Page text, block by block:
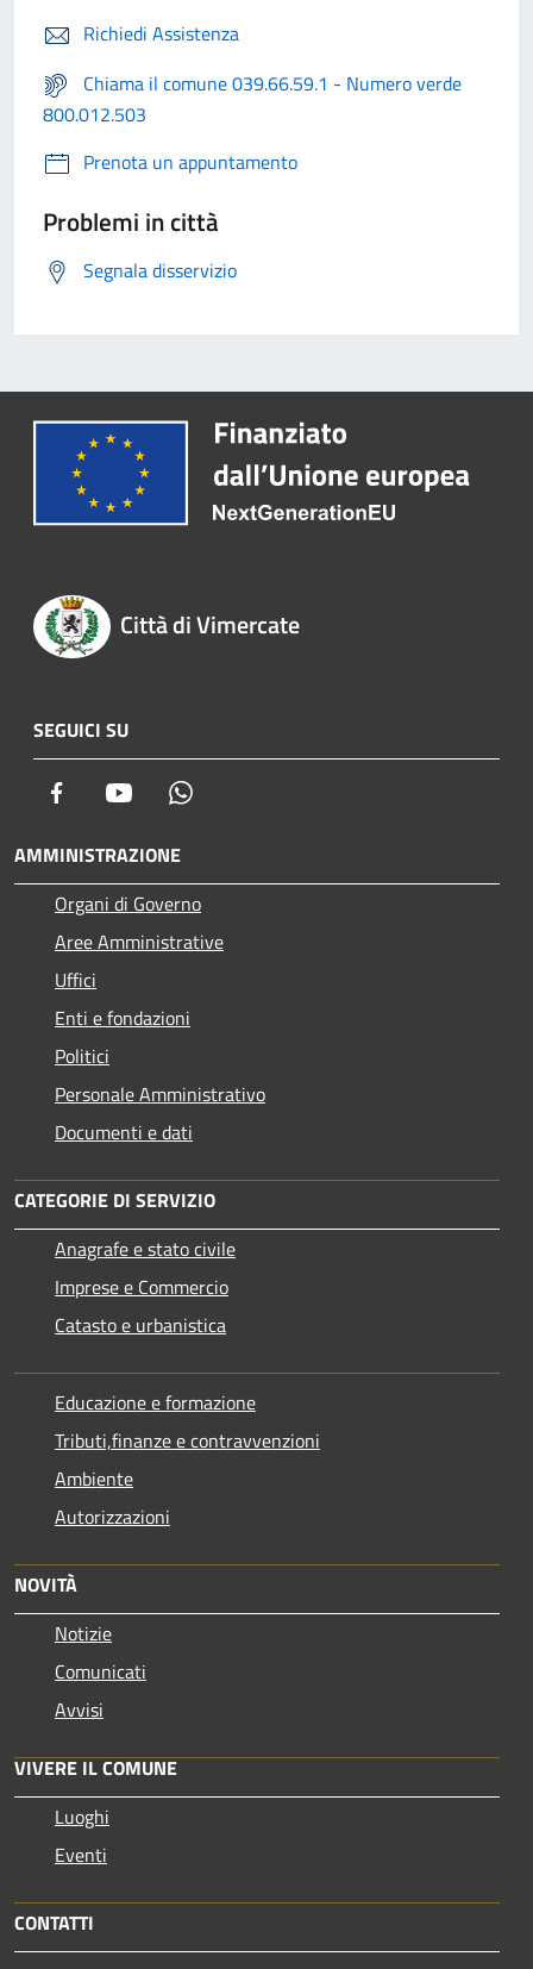
Richiedi Assistenza
Chiama il comune 039.66.59.1 - Numero verde
800.012.503
Prenota un appuntamento
Problemi in città
Segnala disservizio
Città di Vimercate
SEGUICI SU
Facebook Youtube
AMMINISTRAZIONE
Organi di Governo
Aree Amministrative
Uffici
Enti e fondazioni
Politici
Personale Amministrativo
Documenti e dati
CATEGORIE DI SERVIZIO
Anagrafe e stato civile
Imprese e Commercio
Catasto e urbanistica
Educazione e formazione
Tributi,finanze e contravvenzioni
Ambiente
Autorizzazioni
NOVITÀ
Notizie
Comunicati
Avvisi
VIVERE IL COMUNE
Luoghi
Eventi
CONTATTI